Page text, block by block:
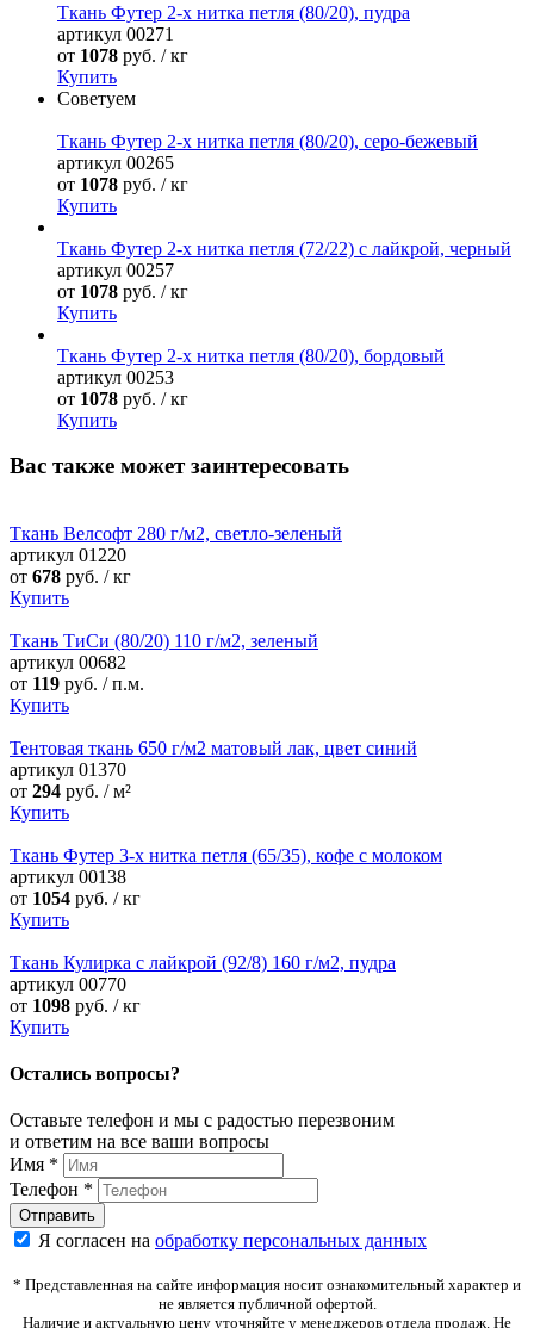
Ткань Футер 2-х нитка петля (80/20), пудра
артикул 00271
от 1078 руб. / кг
Купить
Советуем
Ткань Футер 2-х нитка петля (80/20), серо-бежевый
артикул 00265
от 1078 руб. / кг
Купить
Ткань Футер 2-х нитка петля (72/22) с лайкрой, черный
артикул 00257
от 1078 руб. / кг
Купить
Ткань Футер 2-х нитка петля (80/20), бордовый
артикул 00253
от 1078 руб. / кг
Купить
Вас также может заинтересовать
Ткань Велсофт 280 г/м2, светло-зеленый
артикул 01220
от 678 руб. / кг
Купить
Ткань ТиСи (80/20) 110 г/м2, зеленый
артикул 00682
от 119 руб. / п.м.
Купить
Тентовая ткань 650 г/м2 матовый лак, цвет синий
артикул 01370
от 294 руб. / м²
Купить
Ткань Футер 3-х нитка петля (65/35), кофе с молоком
артикул 00138
от 1054 руб. / кг
Купить
Ткань Кулирка с лайкрой (92/8) 160 г/м2, пудра
артикул 00770
от 1098 руб. / кг
Купить
Остались вопросы?
Оставьте телефон и мы с радостью перезвоним
и ответим на все ваши вопросы
Имя *
Телефон *
Я согласен на обработку персональных данных
* Представленная на сайте информация носит ознакомительный характер и
не является публичной офертой.
Наличие и актуальную цену уточняйте у менеджеров отдела продаж. Не